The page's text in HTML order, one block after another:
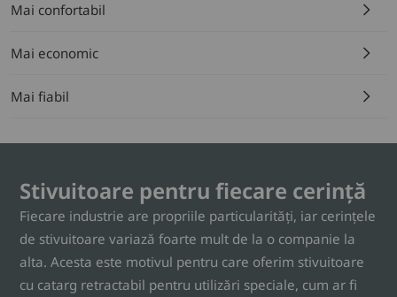
Mai confortabil
Mai economic
Mai fiabil
Stivuitoare pentru fiecare cerință
Fiecare industrie are propriile particularități, iar cerințele
de stivuitoare variază foarte mult de la o companie la
alta. Acesta este motivul pentru care oferim stivuitoare
cu catarg retractabil pentru utilizări speciale, cum ar fi